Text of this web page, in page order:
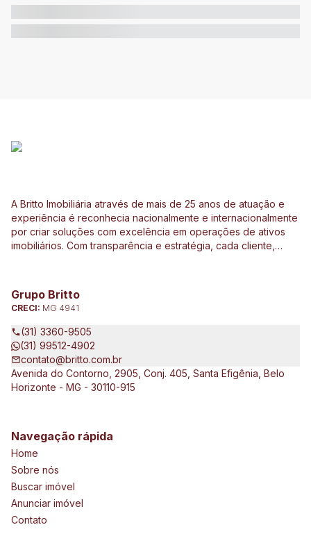
A Britto Imobiliária através de mais de 25 anos de atuação e
experiência é reconhecia nacionalmente e internacionalmente
por criar soluções com excelência em operações de ativos
imobiliários. Com transparência e estratégia, cada cliente,
investimentos ligados ao mercado imobiliário, construção civil,
incorporação de empreendimentos, avaliações e perícias de
imóveis urbanos e rurais. Atuamos no Brasil e no exterior, junto
a clientes exigentes e de vários tipos e porte, que pretendem
expandir seus negócios.
Grupo Britto
CRECI: MG 4941
(31) 3360-9505
(31) 99512-4902
contato@britto.com.br
Avenida do Contorno, 2905, Conj. 405, Santa Efigênia, Belo
Horizonte - MG - 30110-915
Navegação rápida
Home
Sobre nós
Buscar imóvel
Anunciar imóvel
Contato